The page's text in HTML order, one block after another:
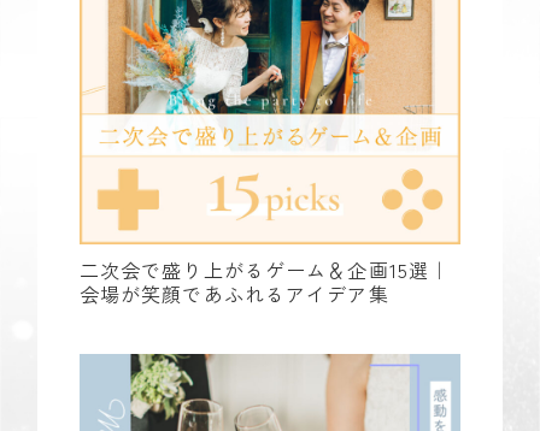
二次会で盛り上がるゲーム＆企画15選｜
会場が笑顔であふれるアイデア集